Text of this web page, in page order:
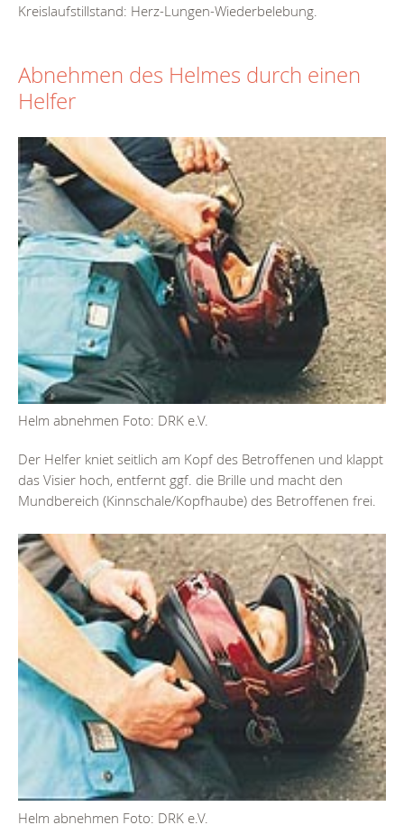
Kreislaufstillstand: Herz-Lungen-Wiederbelebung.
Abnehmen des Helmes durch einen
Helfer
Helm abnehmen Foto: DRK e.V.
Der Helfer kniet seitlich am Kopf des Betroffenen und klappt
das Visier hoch, entfernt ggf. die Brille und macht den
Mundbereich (Kinnschale/Kopfhaube) des Betroffenen frei.
Helm abnehmen Foto: DRK e.V.